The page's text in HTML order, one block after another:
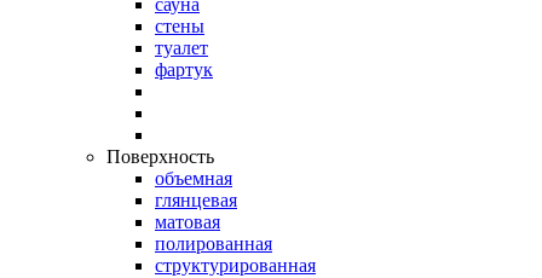
сауна
стены
туалет
фартук
Поверхность
объемная
глянцевая
матовая
полированная
структурированная